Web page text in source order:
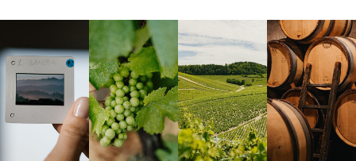
Borgogna,
Francia
Borgogna,
Francia
Instagram